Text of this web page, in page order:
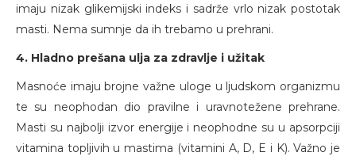
imaju nizak glikemijski indeks i sadrže vrlo nizak postotak
masti. Nema sumnje da ih trebamo u prehrani.
4. Hladno prešana ulja za zdravlje i užitak
Masnoće imaju brojne važne uloge u ljudskom organizmu
te su neophodan dio pravilne i uravnotežene prehrane.
Masti su najbolji izvor energije i neophodne su u apsorpciji
vitamina topljivih u mastima (vitamini A, D, E i K). Važno je